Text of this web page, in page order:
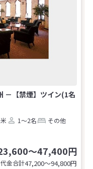
－【禁煙】ツイン(1名
1～2名
その他
～47,400円
金合計47,200〜94,800円